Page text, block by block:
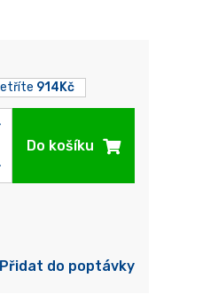
914Kč
Do košíku
Přidat do poptávky